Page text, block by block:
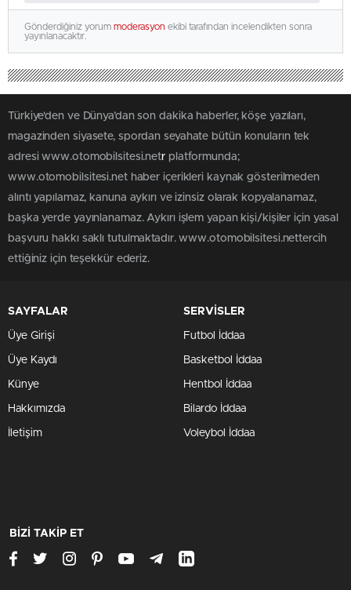
Gönderdiğiniz yorum moderasyon ekibi tarafından incelendikten sonra
yayınlanacaktır.
Türkiye'den ve Dünya’dan son dakika haberler, köşe yazıları,
magazinden siyasete, spordan seyahate bütün konuların tek
adresi www.otomobilsitesi.netr platformunda;
www.otomobilsitesi.net haber içerikleri kaynak gösterilmeden
alıntı yapılamaz, kanuna aykırı ve izinsiz olarak kopyalanamaz,
başka yerde yayınlanamaz. Aykırı işlem yapan kişi/kişiler için yasal
başvuru hakkı saklı tutulmaktadır. www.otomobilsitesi.nettercih
ettiğiniz için teşekkür ederiz.
SAYFALAR
Üye Girişi
Üye Kaydı
Künye
Hakkımızda
İletişim
SERVİSLER
Futbol İddaa
Basketbol İddaa
Hentbol İddaa
Bilardo İddaa
Voleybol İddaa
BİZİ TAKİP ET